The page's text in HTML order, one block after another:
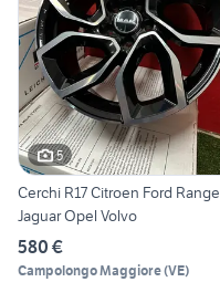
5
Cerchi R17 Citroen Ford Range
Jaguar Opel Volvo
580 €
Campolongo Maggiore(VE)